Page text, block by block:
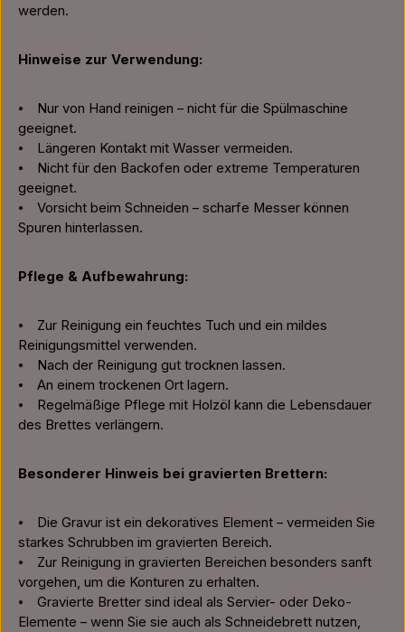
werden.
Hinweise zur Verwendung:
⦁ Nur von Hand reinigen – nicht für die Spülmaschine
geeignet.
⦁ Längeren Kontakt mit Wasser vermeiden.
⦁ Nicht für den Backofen oder extreme Temperaturen
geeignet.
⦁ Vorsicht beim Schneiden – scharfe Messer können
Spuren hinterlassen.
Pflege & Aufbewahrung:
⦁ Zur Reinigung ein feuchtes Tuch und ein mildes
Reinigungsmittel verwenden.
⦁ Nach der Reinigung gut trocknen lassen.
⦁ An einem trockenen Ort lagern.
⦁ Regelmäßige Pflege mit Holzöl kann die Lebensdauer
des Brettes verlängern.
Besonderer Hinweis bei gravierten Brettern:
⦁ Die Gravur ist ein dekoratives Element – vermeiden Sie
starkes Schrubben im gravierten Bereich.
⦁ Zur Reinigung in gravierten Bereichen besonders sanft
vorgehen, um die Konturen zu erhalten.
⦁ Gravierte Bretter sind ideal als Servier- oder Deko-
Elemente – wenn Sie sie auch als Schneidebrett nutzen,